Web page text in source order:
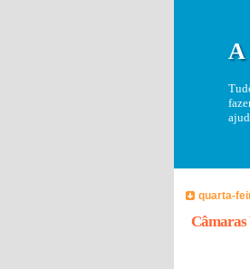
A
quarta-
Câmaras